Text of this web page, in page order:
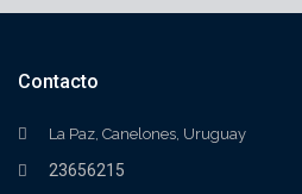
Contacto
La Paz, Canelones, Uruguay
23656215